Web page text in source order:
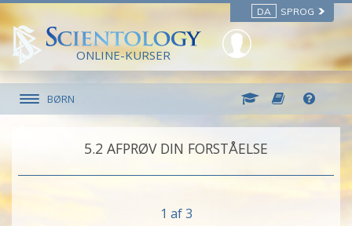
DA SPROG
ONLINE-KURSER
BØRN
5.‎2 AFPRØV DIN FORSTÅELSE
1 af 3